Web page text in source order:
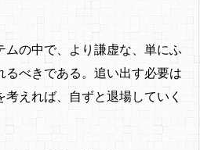
ムの中で、より謙虚な、単にふ
るべきである。追い出す必要は
えれば、自ずと退場していく